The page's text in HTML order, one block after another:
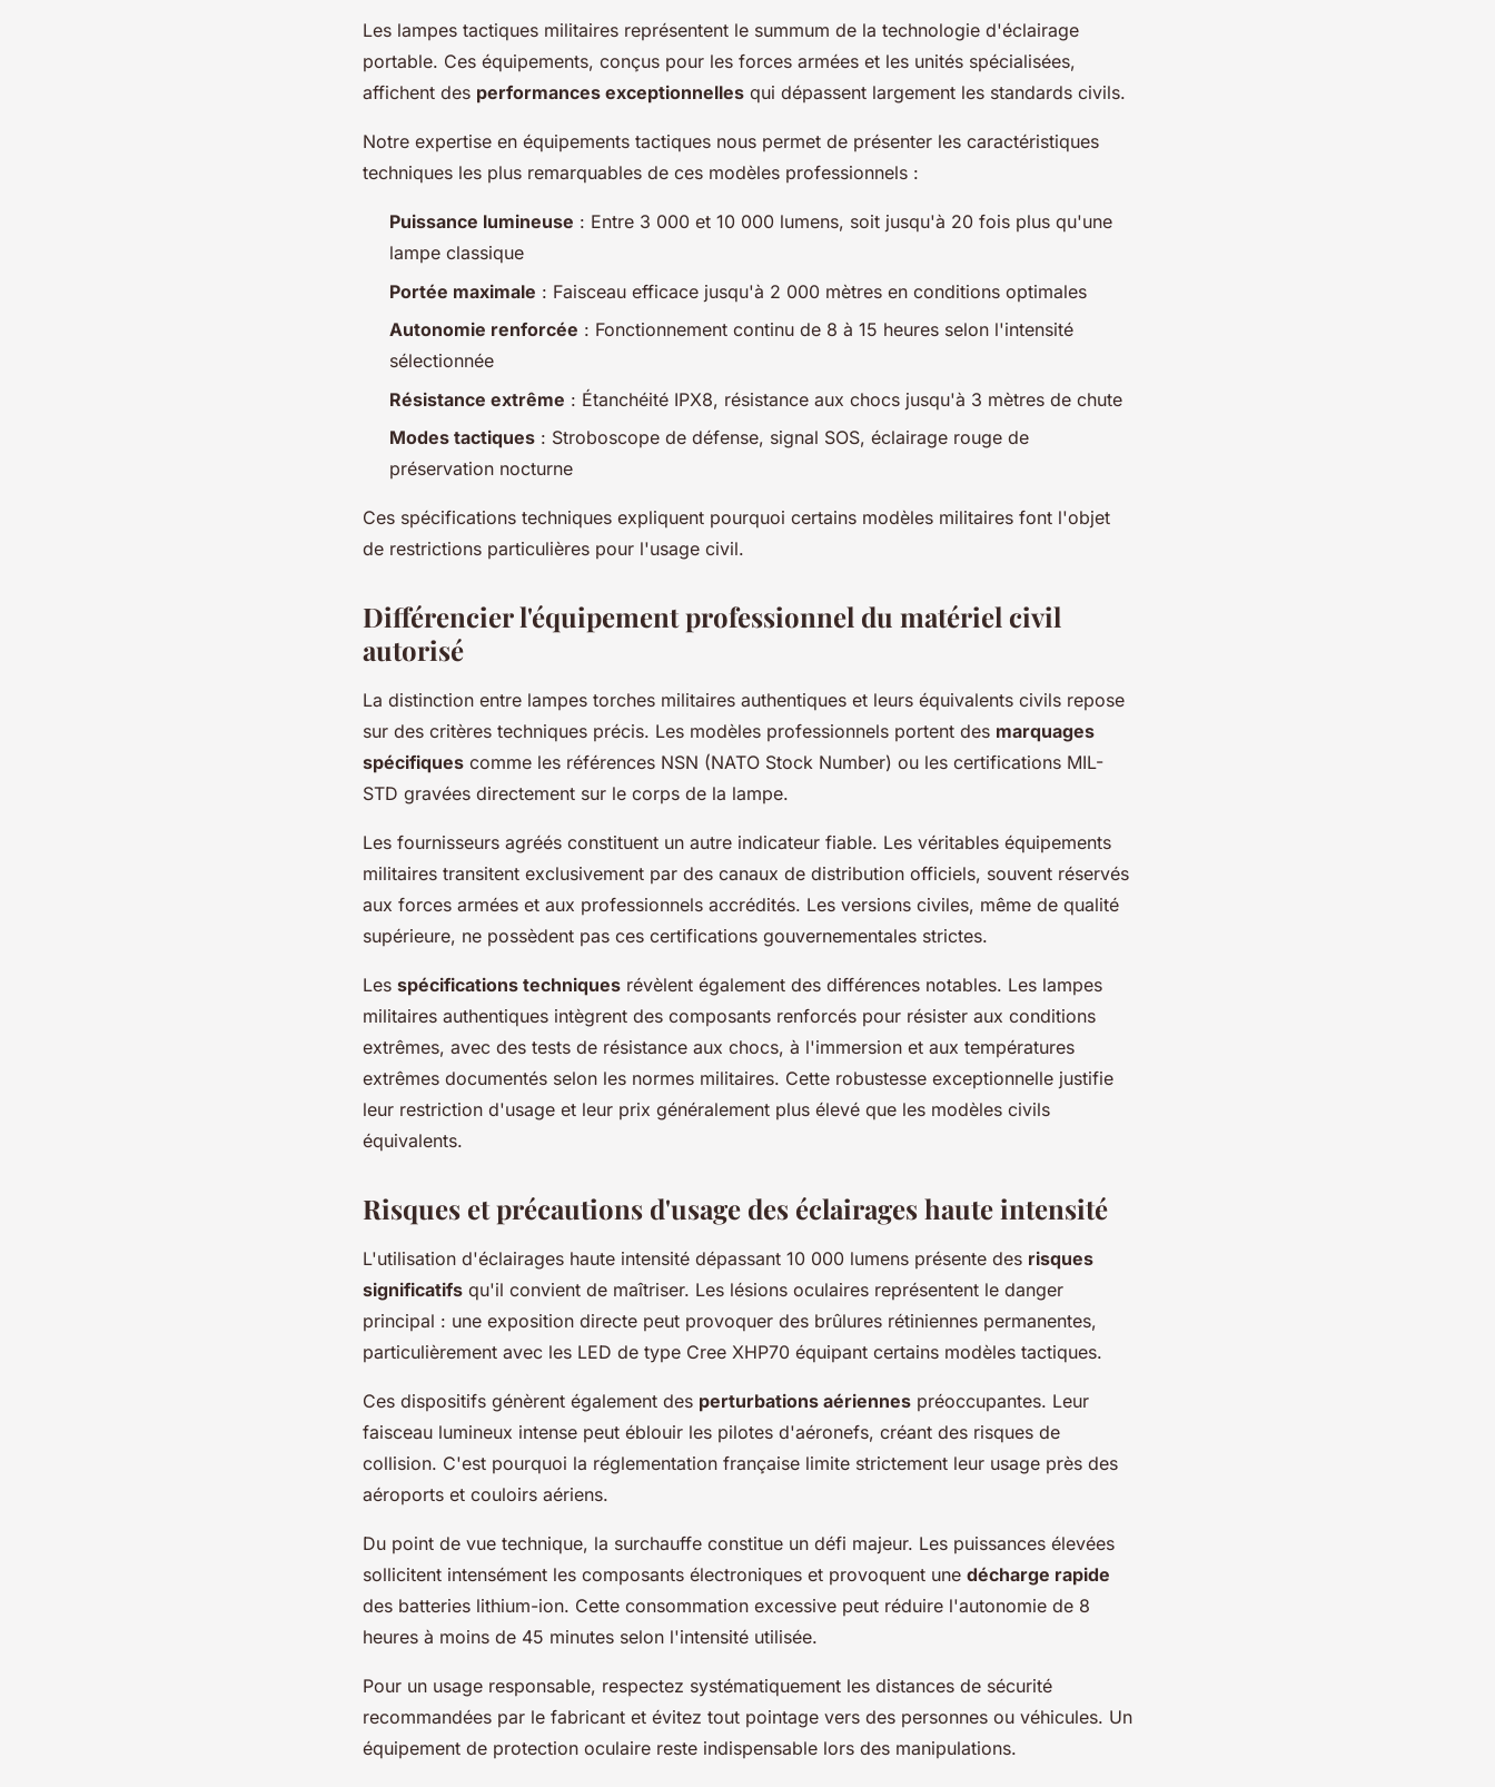
Les lampes tactiques militaires représentent le summum de la technologie d'éclairage
portable. Ces équipements, conçus pour les forces armées et les unités spécialisées,
affichent des performances exceptionnelles qui dépassent largement les standards civils.
Notre expertise en équipements tactiques nous permet de présenter les caractéristiques
techniques les plus remarquables de ces modèles professionnels :
Puissance lumineuse : Entre 3 000 et 10 000 lumens, soit jusqu'à 20 fois plus qu'une
lampe classique
Portée maximale : Faisceau efficace jusqu'à 2 000 mètres en conditions optimales
Autonomie renforcée : Fonctionnement continu de 8 à 15 heures selon l'intensité
sélectionnée
Résistance extrême : Étanchéité IPX8, résistance aux chocs jusqu'à 3 mètres de chute
Modes tactiques : Stroboscope de défense, signal SOS, éclairage rouge de
préservation nocturne
Ces spécifications techniques expliquent pourquoi certains modèles militaires font l'objet
de restrictions particulières pour l'usage civil.
Différencier l'équipement professionnel du matériel civil
autorisé
La distinction entre lampes torches militaires authentiques et leurs équivalents civils repose
sur des critères techniques précis. Les modèles professionnels portent des marquages
spécifiques comme les références NSN (NATO Stock Number) ou les certifications MIL-
STD gravées directement sur le corps de la lampe.
Les fournisseurs agréés constituent un autre indicateur fiable. Les véritables équipements
militaires transitent exclusivement par des canaux de distribution officiels, souvent réservés
aux forces armées et aux professionnels accrédités. Les versions civiles, même de qualité
supérieure, ne possèdent pas ces certifications gouvernementales strictes.
Les spécifications techniques révèlent également des différences notables. Les lampes
militaires authentiques intègrent des composants renforcés pour résister aux conditions
extrêmes, avec des tests de résistance aux chocs, à l'immersion et aux températures
extrêmes documentés selon les normes militaires. Cette robustesse exceptionnelle justifie
leur restriction d'usage et leur prix généralement plus élevé que les modèles civils
équivalents.
Risques et précautions d'usage des éclairages haute intensité
L'utilisation d'éclairages haute intensité dépassant 10 000 lumens présente des risques
significatifs qu'il convient de maîtriser. Les lésions oculaires représentent le danger
principal : une exposition directe peut provoquer des brûlures rétiniennes permanentes,
particulièrement avec les LED de type Cree XHP70 équipant certains modèles tactiques.
Ces dispositifs génèrent également des perturbations aériennes préoccupantes. Leur
faisceau lumineux intense peut éblouir les pilotes d'aéronefs, créant des risques de
collision. C'est pourquoi la réglementation française limite strictement leur usage près des
aéroports et couloirs aériens.
Du point de vue technique, la surchauffe constitue un défi majeur. Les puissances élevées
sollicitent intensément les composants électroniques et provoquent une décharge rapide
des batteries lithium-ion. Cette consommation excessive peut réduire l'autonomie de 8
heures à moins de 45 minutes selon l'intensité utilisée.
Pour un usage responsable, respectez systématiquement les distances de sécurité
recommandées par le fabricant et évitez tout pointage vers des personnes ou véhicules. Un
équipement de protection oculaire reste indispensable lors des manipulations.